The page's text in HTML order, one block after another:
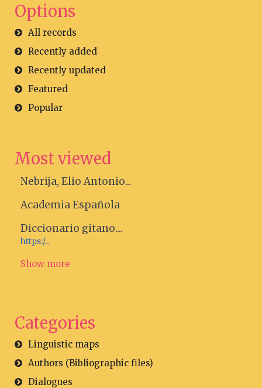
Options
All records
Recently added
Recently updated
Featured
Popular
Most viewed
Nebrija, Elio Antonio...
Academia Española
Diccionario gitano....
https:/...
Show more
Categories
Linguistic maps
Authors (Bibliographic files)
Dialogues